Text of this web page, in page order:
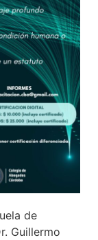
de
Guillermo